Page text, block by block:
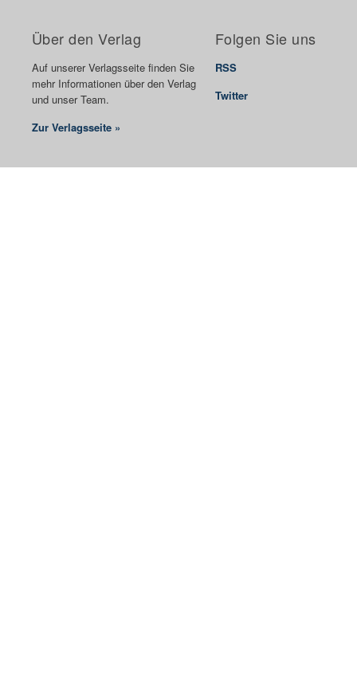
Über den Verlag
Auf unserer Verlagsseite finden Sie
mehr Informationen über den Verlag
und unser Team.
Zur Verlagsseite »
Folgen Sie uns
RSS
Twitter